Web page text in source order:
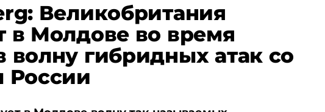
Великобритания
в Молдове во время
волну гибридных атак со
России